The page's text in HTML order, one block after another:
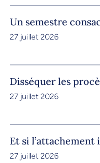
Un semestre
27 juillet 2026
Disséquer les
27 juillet 2026
Et si
27 juillet 2026